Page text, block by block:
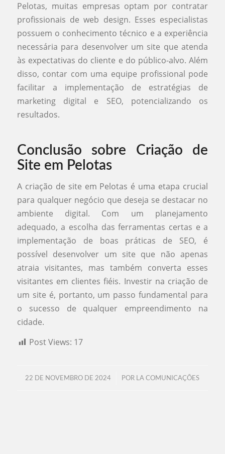
Pelotas, muitas empresas optam por contratar
profissionais de web design. Esses especialistas
possuem o conhecimento técnico e a experiência
necessária para desenvolver um site que atenda
às expectativas do cliente e do público-alvo. Além
disso, contar com uma equipe profissional pode
facilitar a implementação de estratégias de
marketing digital e SEO, potencializando os
resultados.
Conclusão sobre Criação de
Site em Pelotas
A criação de site em Pelotas é uma etapa crucial
para qualquer negócio que deseja se destacar no
ambiente digital. Com um planejamento
adequado, a escolha das ferramentas certas e a
implementação de boas práticas de SEO, é
possível desenvolver um site que não apenas
atraia visitantes, mas também converta esses
visitantes em clientes fiéis. Investir na criação de
um site é, portanto, um passo fundamental para
o sucesso de qualquer empreendimento na
cidade.
Post Views: 17
22 DE NOVEMBRO DE 2024
/ POR LA COMUNICAÇÕES